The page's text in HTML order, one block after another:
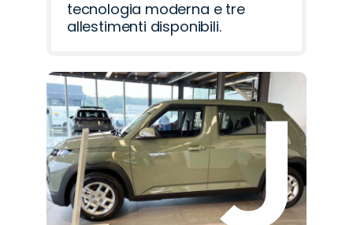
tecnologia moderna e tre
allestimenti disponibili.